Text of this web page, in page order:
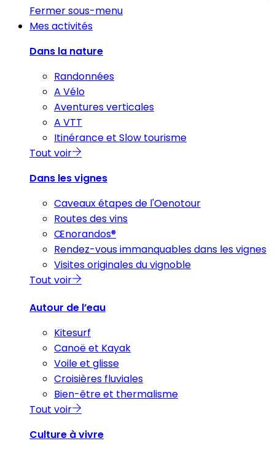
Fermer sous-menu
Mes activités
Dans la nature
Randonnées
A Vélo
Aventures verticales
A VTT
Itinérance et Slow tourisme
Tout voir
Dans les vignes
Caveaux étapes de l'Oenotour
Routes des vins
Œnorandos®
Rendez-vous immanquables dans les vignes
Visites originales du vignoble
Tout voir
Autour de l’eau
Kitesurf
Canoë et Kayak
Voile et glisse
Croisières fluviales
Bien-être et thermalisme
Tout voir
Culture à vivre